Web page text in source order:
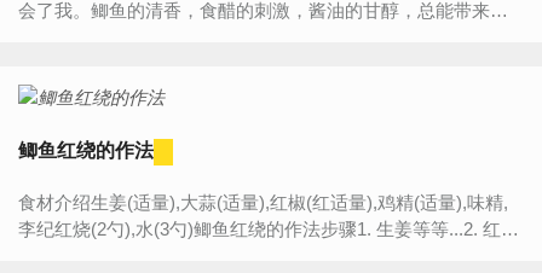
会了我。鲫鱼的清香，食醋的刺激，酱油的甘醇，总能带来别
鲫鱼红绕的作法
食材介绍生姜(适量),大蒜(适量),红椒(红适量),鸡精(适量),味精,
李纪红烧(2勺),水(3勺)鲫鱼红绕的作法步骤1. 生姜等等...2. 红烧